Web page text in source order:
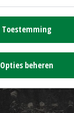
Toestemming
Opties beheren